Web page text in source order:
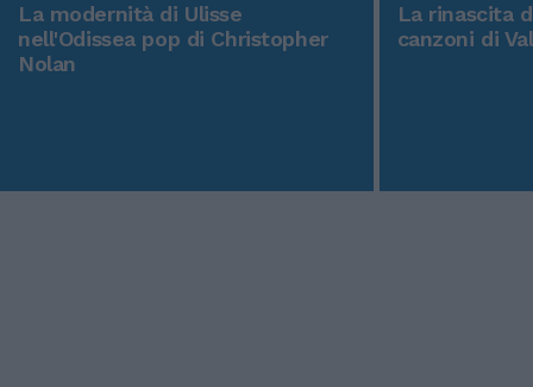
La modernità di Ulisse
nell'Odissea pop di Christopher
Nolan
La rinascita
canzoni di